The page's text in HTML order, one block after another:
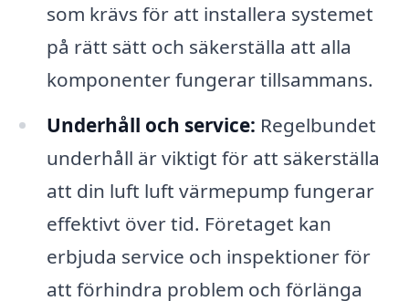
som krävs för att installera systemet
på rätt sätt och säkerställa att alla
komponenter fungerar tillsammans.
Underhåll och service: Regelbundet
underhåll är viktigt för att säkerställa
att din luft luft värmepump fungerar
effektivt över tid. Företaget kan
erbjuda service och inspektioner för
att förhindra problem och förlänga